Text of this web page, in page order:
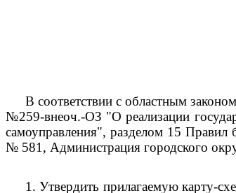
В соответствии с областным
№259-внеоч.-ОЗ "О реализации
самоуправления", разделом 15 Правил
№ 581, Администрация городского
1. Утвердить прилагаемую карту-